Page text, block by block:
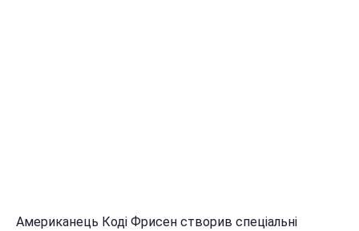
Американець Коді Фрисен створив спеціальні